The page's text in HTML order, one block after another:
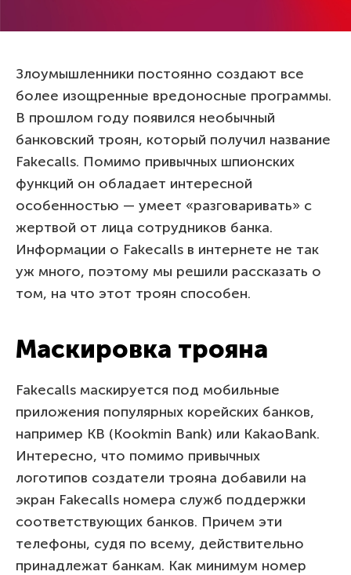
Злоумышленники постоянно создают все
более изощренные вредоносные программы.
В прошлом году появился необычный
банковский троян, который получил название
Fakecalls. Помимо привычных шпионских
функций он обладает интересной
особенностью — умеет «разговаривать» с
жертвой от лица сотрудников банка.
Информации о Fakecalls в интернете не так
уж много, поэтому мы решили рассказать о
том, на что этот троян способен.
Маскировка трояна
Fakecalls маскируется под мобильные
приложения популярных корейских банков,
например KB (Kookmin Bank) или KakaoBank.
Интересно, что помимо привычных
логотипов создатели трояна добавили на
экран Fakecalls номера служб поддержки
соответствующих банков. Причем эти
телефоны, судя по всему, действительно
принадлежат банкам. Как минимум номер